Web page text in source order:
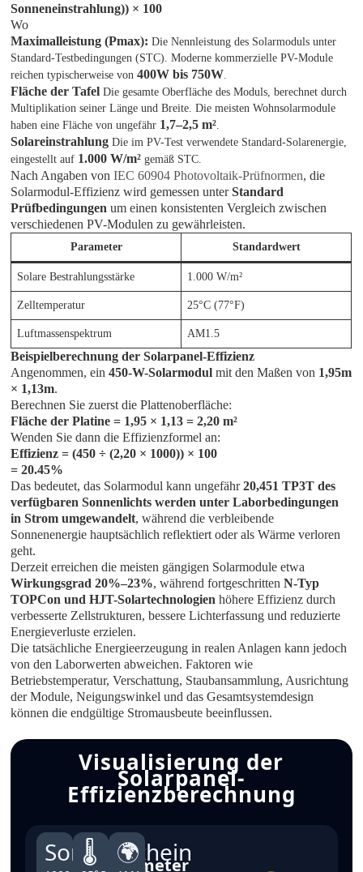
Sonneneinstrahlung)) × 100
Wo
Maximalleistung (Pmax): Die Nennleistung des Solarmoduls unter
Standard-Testbedingungen (STC). Moderne kommerzielle PV-Module
reichen typischerweise von400W bis 750W.
Fläche der Tafel Die gesamte Oberfläche des Moduls, berechnet durch
Multiplikation seiner Länge und Breite. Die meisten Wohnsolarmodule
haben eine Fläche von ungefähr 1,7–2,5 m².
Solareinstrahlung Die im PV-Test verwendete Standard-Solarenergie,
eingestellt auf 1.000 W/m² gemäß STC.
Nach Angaben vonIEC 60904 Photovoltaik-Prüfnormen, die
Solarmodul-Effizienz wird gemessen unterStandard
Prüfbedingungen um einen konsistenten Vergleich zwischen
verschiedenen PV-Modulen zu gewährleisten.
Parameter Standardwert
Solare Bestrahlungsstärke 1.000 W/m²
Zelltemperatur 25°C (77°F)
Luftmassenspektrum AM1.5
Beispielberechnung der Solarpanel-Effizienz
Angenommen, ein450-W-Solarmodul mit den Maßen von 1,95m
× 1,13m.
Berechnen Sie zuerst die Plattenoberfläche:
Fläche der Platine = 1,95 × 1,13 = 2,20 m²
Wenden Sie dann die Effizienzformel an:
Effizienz = (450 ÷ (2,20 × 1000)) × 100
= 20.45%
Das bedeutet, das Solarmodul kann ungefähr20,451 TP3T des
verfügbaren Sonnenlichts werden unter Laborbedingungen
in Strom umgewandelt, während die verbleibende
Sonnenenergie hauptsächlich reflektiert oder als Wärme verloren
geht.
Derzeit erreichen die meisten gängigen Solarmodule etwa
Wirkungsgrad 20%–23%, während fortgeschrittenN-Typ
TOPCon und HJT-Solartechnologien höhere Effizienz durch
verbesserte Zellstrukturen, bessere Lichterfassung und reduzierte
Energieverluste erzielen.
Die tatsächliche Energieerzeugung in realen Anlagen kann jedoch
von den Laborwerten abweichen. Faktoren wie
Betriebstemperatur, Verschattung, Staubansammlung, Ausrichtung
der Module, Neigungswinkel und das Gesamtsystemdesign
können die endgültige Stromausbeute beeinflussen.
Visualisierung der
Solarpanel-
Effizienzberechnung
Sonnenschein
🌡 🌍
Eingabeparameter